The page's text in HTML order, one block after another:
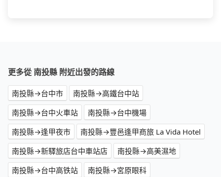
更多從 南投縣 附近出發的路線
南投縣→台中市
南投縣→高鐵台中站
南投縣→台中火車站
南投縣→台中機場
南投縣→逢甲夜市
南投縣→豐邑逢甲商旅 La Vida Hotel
南投縣→新驛旅店台中車站店
南投縣→高美濕地
南投縣→台中高铁站
南投縣→宮原眼科